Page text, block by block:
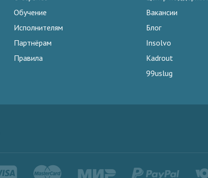
Обучение
Исполнителям
Партнёрам
Правила
Вакансии
Блог
Insolvo
Kadrout
99uslug